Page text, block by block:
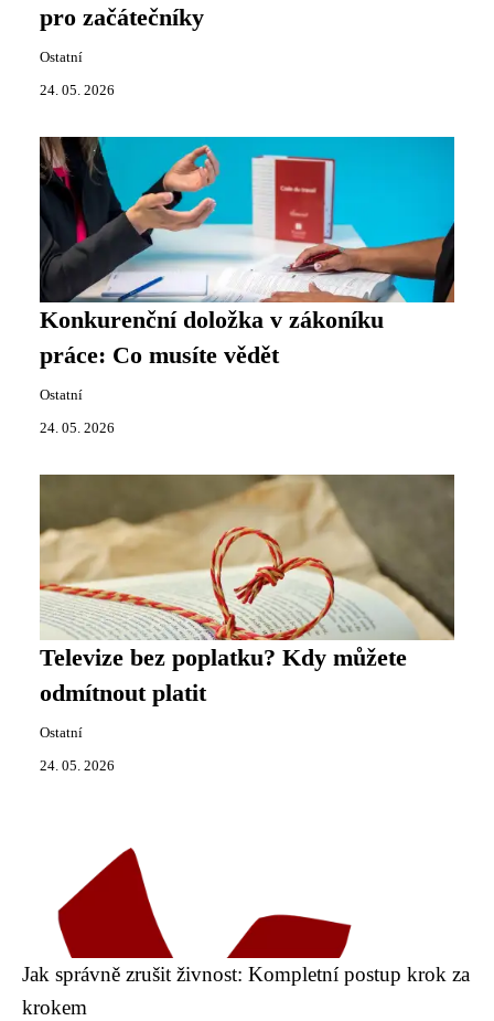
pro začátečníky
Ostatní
24. 05. 2026
Konkurenční doložka v zákoníku
práce: Co musíte vědět
Ostatní
24. 05. 2026
Televize bez poplatku? Kdy můžete
odmítnout platit
Ostatní
24. 05. 2026
Jak správně zrušit živnost: Kompletní postup krok za
krokem